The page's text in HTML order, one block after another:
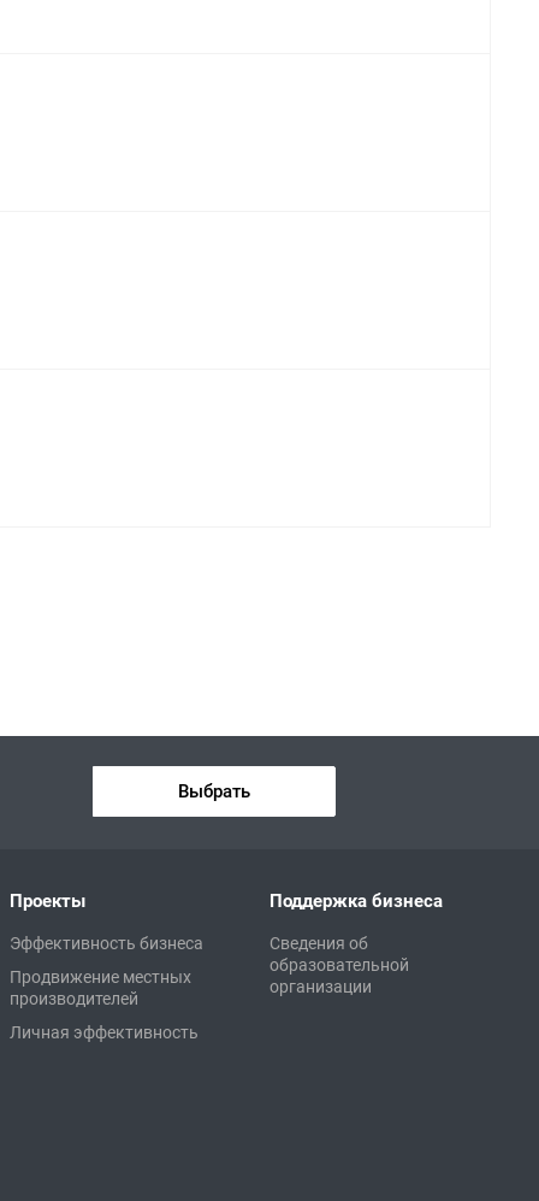
Выбрать
Проекты
Эффективность бизнеса
Продвижение местных
производителей
Личная эффективность
Поддержка бизнеса
Сведения об
образовательной
организации